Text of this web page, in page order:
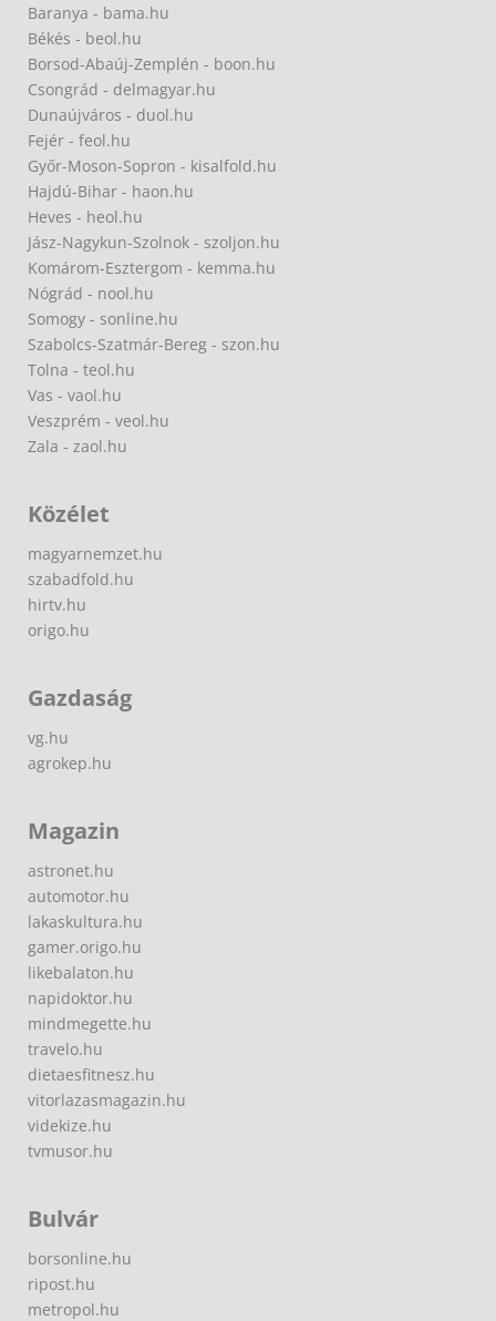
Baranya - bama.hu
Békés - beol.hu
Borsod-Abaúj-Zemplén - boon.hu
Csongrád - delmagyar.hu
Dunaújváros - duol.hu
Fejér - feol.hu
Győr-Moson-Sopron - kisalfold.hu
Hajdú-Bihar - haon.hu
Heves - heol.hu
Jász-Nagykun-Szolnok - szoljon.hu
Komárom-Esztergom - kemma.hu
Nógrád - nool.hu
Somogy - sonline.hu
Szabolcs-Szatmár-Bereg - szon.hu
Tolna - teol.hu
Vas - vaol.hu
Veszprém - veol.hu
Zala - zaol.hu
Közélet
magyarnemzet.hu
szabadfold.hu
hirtv.hu
origo.hu
Gazdaság
vg.hu
agrokep.hu
Magazin
astronet.hu
automotor.hu
lakaskultura.hu
gamer.origo.hu
likebalaton.hu
napidoktor.hu
mindmegette.hu
travelo.hu
dietaesfitnesz.hu
vitorlazasmagazin.hu
videkize.hu
tvmusor.hu
Bulvár
borsonline.hu
ripost.hu
metropol.hu